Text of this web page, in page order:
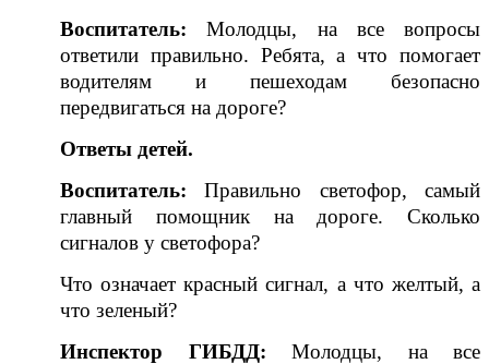
Воспитатель: Молодцы, на все вопросы
ответили правильно. Ребята, а что помогает
водителям и пешеходам безопасно
передвигаться на дороге?
Ответы детей.
Воспитатель: Правильно светофор, самый
главный помощник на дороге. Сколько
сигналов у светофора?
Что означает красный сигнал, а что желтый, а
что зеленый?
Инспектор ГИБДД: Молодцы, на все